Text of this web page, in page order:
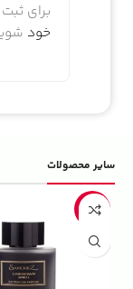
برای
خود
سایر محصولات
-13%